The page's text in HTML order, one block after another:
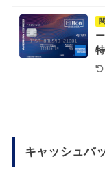
キャッシュバ